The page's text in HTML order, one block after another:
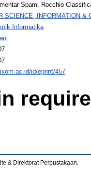
Spam, Rocchio
SCIENCE, INFORMATION &
Informatika
id/eprint/457
& Direktorat Perpustakaan.